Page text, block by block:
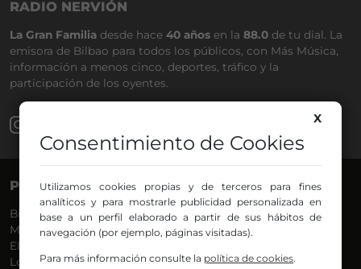
RADIO NERVIÓN
La Gran Familia desde hace 40 años en la 88.0 de tu dial. La
emisora de Bilbao para todos los públicos, con Más Música,
información a menos cinco, deportes, tráfico y la
participación de los oyentes.
PROGRAMAS
Bilbosport
Más Música
El Madrugador
Lo Más Nuevo
VOCES
Agurtzane
Belén Ollero
Eduardo
X
Consentimiento de Cookies
Utilizamos cookies propias y de terceros para fines
analíticos y para mostrarle publicidad personalizada en
base a un perfil elaborado a partir de sus hábitos de
navegación (por ejemplo, páginas visitadas).
Para más información consulte la política de cookies.